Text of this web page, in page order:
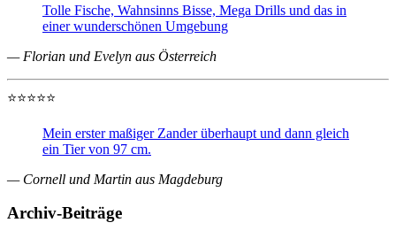
Tolle Fische, Wahnsinns Bisse, Mega Drills und das in
einer wunderschönen Umgebung
— Florian und Evelyn aus Österreich
⭐⭐⭐⭐⭐
Mein erster maßiger Zander überhaupt und dann gleich
ein Tier von 97 cm.
— Cornell und Martin aus Magdeburg
Archiv-Beiträge